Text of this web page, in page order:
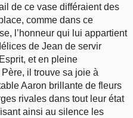
de ce vase différaient des
comme dans ce
l’honneur qui lui appartient
de Jean de servir
et en pleine
il trouve sa joie à
Aaron brillante de fleurs
rivales dans tout leur état
ainsi au silence les